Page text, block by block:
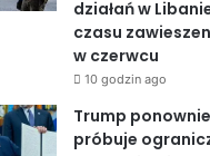
działań w
czasu
w czerwcu
10 godzin ago
Trump ponownie
próbuje